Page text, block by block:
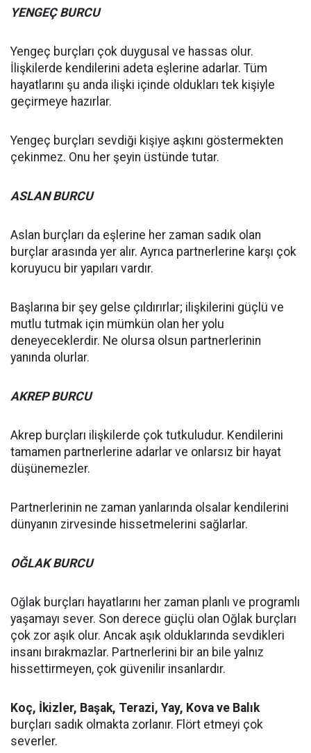
YENGEÇ BURCU
Yengeç burçları çok duygusal ve hassas olur.
İlişkilerde kendilerini adeta eşlerine adarlar. Tüm
hayatlarını şu anda ilişki içinde oldukları tek kişiyle
geçirmeye hazırlar.
Yengeç burçları sevdiği kişiye aşkını göstermekten
çekinmez. Onu her şeyin üstünde tutar.
ASLAN BURCU
Aslan burçları da eşlerine her zaman sadık olan
burçlar arasında yer alır. Ayrıca partnerlerine karşı çok
koruyucu bir yapıları vardır.
Başlarına bir şey gelse çıldırırlar; ilişkilerini güçlü ve
mutlu tutmak için mümkün olan her yolu
deneyeceklerdir. Ne olursa olsun partnerlerinin
yanında olurlar.
AKREP BURCU
Akrep burçları ilişkilerde çok tutkuludur. Kendilerini
tamamen partnerlerine adarlar ve onlarsız bir hayat
düşünemezler.
Partnerlerinin ne zaman yanlarında olsalar kendilerini
dünyanın zirvesinde hissetmelerini sağlarlar.
OĞLAK BURCU
Oğlak burçları hayatlarını her zaman planlı ve programlı
yaşamayı sever. Son derece güçlü olan Oğlak burçları
çok zor aşık olur. Ancak aşık olduklarında sevdikleri
insanı bırakmazlar. Partnerlerini bir an bile yalnız
hissettirmeyen, çok güvenilir insanlardır.
Koç, İkizler, Başak, Terazi, Yay, Kova ve Balık
burçları sadık olmakta zorlanır. Flört etmeyi çok
severler.